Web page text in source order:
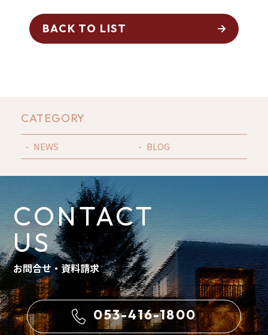
CATEGORY
NEWS BLOG
BACK TO LIST
CONTACT
US
お問合せ・資料請求
053-416-1800